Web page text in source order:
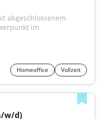
abgeschlossenem
im
Homeoffice Vollzeit
w/d)